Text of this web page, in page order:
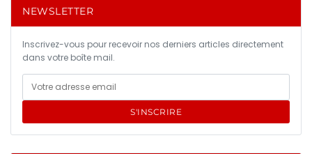
NEWSLETTER
Inscrivez-vous pour recevoir nos derniers articles directement
dans votre boîte mail.
S'INSCRIRE